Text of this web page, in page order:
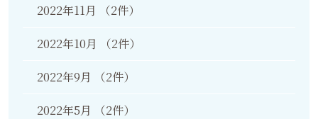
2022年11月 （2件）
2022年10月 （2件）
2022年9月 （2件）
2022年5月 （2件）